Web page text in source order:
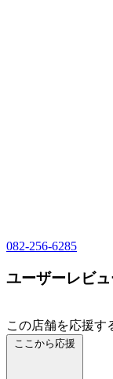
082-256-6285
ユーザーレビュ
この店舗を応援す
ここから応援